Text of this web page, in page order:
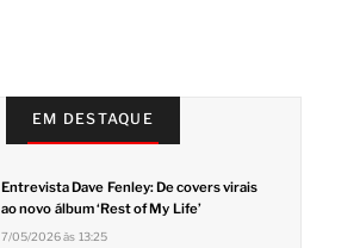
EM DESTAQUE
Entrevista Dave Fenley: De covers virais
ao novo álbum ‘Rest of My Life’
7/05/2026 às 13:25